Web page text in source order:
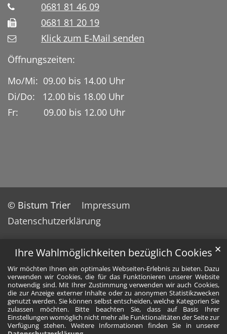
Ihre Wahlmöglichkeiten bezüglich Cookies
Wir möchten Ihnen ein optimales Webseiten-Erlebnis zu bieten. Dazu
verwenden wir Cookies, die für das Funktionieren unserer Website
notwendig sind. Mit Ihrer Zustimmung verwenden wir auch Cookies,
die zur Anzeige externer Inhalte oder zu anonymen Statistikzwecken
genutzt werden. Sie können selbst entscheiden, welche Kategorien Sie
zulassen möchten. Bitte beachten Sie, dass auf Basis Ihrer
Einstellungen womöglich nicht mehr alle Funktionalitäten der Seite zur
Verfügung stehen. Weitere Informationen finden Sie in unserer
✕
0681 81 46 09
0681 81 20 19
Klick zum E-Mail senden
Öffnungszeiten:
Mo/Mi: 09.00 bis 14.00 Uhr
Di/Do: 12.00 bis 18.00 Uhr
Fr: 09.00 bis 12.00 Uhr
© Bistum Trier
Impressum
Datenschutzerklärung